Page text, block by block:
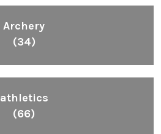
Archery
(34)
athletics
(66)